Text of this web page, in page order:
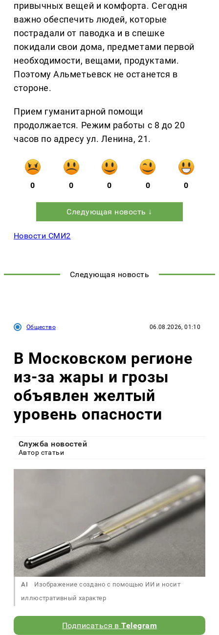
привычных вещей и комфорта. Сегодня
важно обеспечить людей, которые
пострадали от паводка и в спешке
покидали свои дома, предметами первой
необходимости, вещами, продуктами.
Поэтому Альметьевск не останется в
стороне.
Прием гуманитарной помощи
продолжается. Режим работы с 8 до 20
часов по адресу ул. Ленина, 21.
0 0 0 0 0
Следующая новость ↓
Новости СМИ2
Следующая новость
Общество 06.08.2026, 01:10
В Московском регионе
из-за жары и грозы
объявлен желтый
уровень опасности
Служба новостей
Автор статьи
AI
Изображение создано с помощью ИИ и носит
иллюстративный характер
Подписаться вTelegram